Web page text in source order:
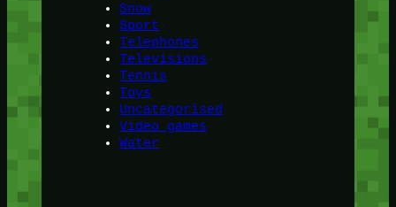
Snow
Sport
Telephones
Televisions
Tennis
Toys
Uncategorised
Video games
Water